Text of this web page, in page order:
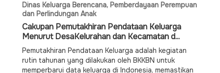
Dinas Keluarga Berencana, Pemberdayaan Perempuan
dan Perlindungan Anak
Cakupan Pemutakhiran Pendataan Keluarga
Menurut DesaKelurahan dan Kecamatan d...
Pemutakhiran Pendataan Keluarga adalah kegiatan
rutin tahunan yang dilakukan oleh BKKBN untuk
memperbarui data keluarga di Indonesia, memastikan